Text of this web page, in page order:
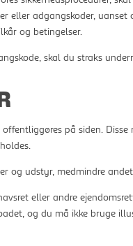
eller adgangskoder,
og betingelser.
skal du straks
på siden.
og udstyr, medmindre
eller andre
og du må ikke bruge